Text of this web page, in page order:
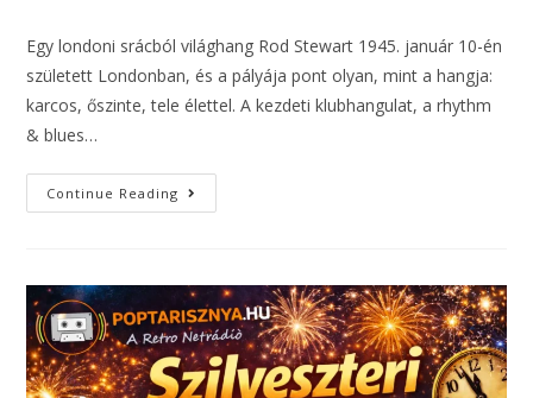
Egy londoni srácból világhang Rod Stewart 1945. január 10-én
született Londonban, és a pályája pont olyan, mint a hangja:
karcos, őszinte, tele élettel. A kezdeti klubhangulat, a rhythm
& blues…
Continue Reading